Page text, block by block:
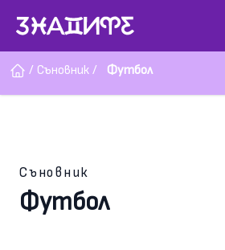
/ Съновник / Футбол
Съновник
Футбол